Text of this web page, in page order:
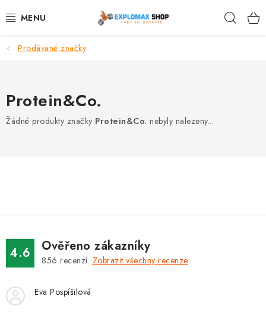
na
%AKCE
ZNAČKY
Kontakty Slovník pojmů
Prodávané značky
Protein&Co.
Žádné produkty značky Protein&Co. nebyly nalezeny...
4.6 Ověřeno zákazníky
856 recenzí. Zobrazit všechny recenze
Eva Pospíšilová